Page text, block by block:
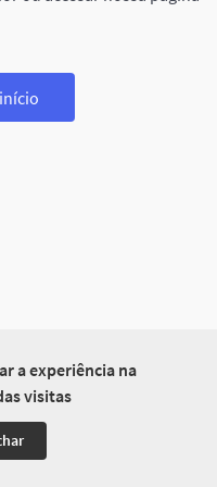
a experiência na
visitas